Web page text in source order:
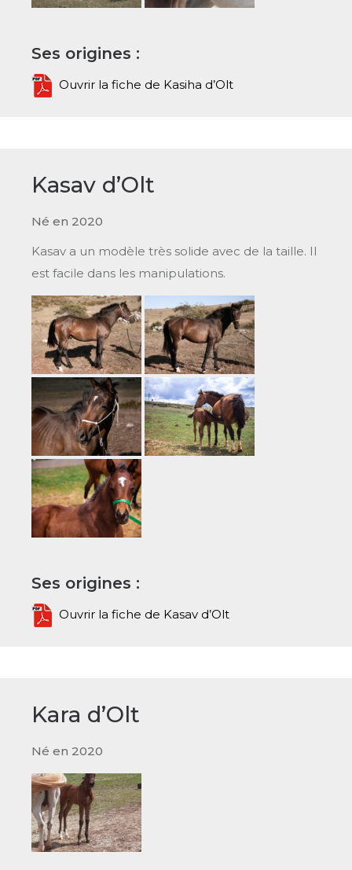
Ses origines :
Ouvrir la fiche de Kasiha d’Olt
Kasav d’Olt
Né en 2020
Kasav a un modèle très solide avec de la taille. Il
est facile dans les manipulations.
Ses origines :
Ouvrir la fiche de Kasav d’Olt
Kara d’Olt
Né en 2020